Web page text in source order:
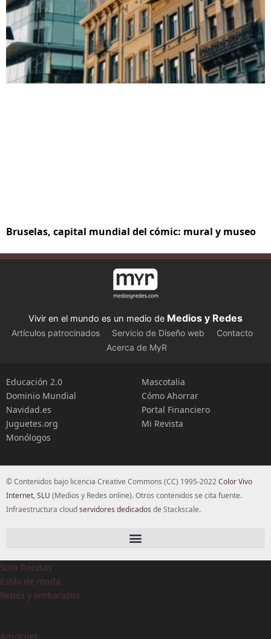
Bruselas, capital mundial del cómic: mural y museo
Vivir en el mundo es un medio de Medios y Redes
Artículos patrocinados Servicio de Diseño web
Contacto
Acerca de MyR
Educación 2.0
Dominio Mundial
Navidad.es
Juguetes.org
Monólogos
Mascotalia
Cómo Ahorrar
Portal Financiero
Mi Revista
© Contenidos bajo licencia Creative Commons (CC) 1995-2022Color Vivo
Internet, SLU (Medios y Redes online). Otros contenidos se cita fuente.
Infraestructura cloudservidores dedicados de Stackscale.
Solo Recetas
Estás de moda
Bebés y embarazos
Amor.net